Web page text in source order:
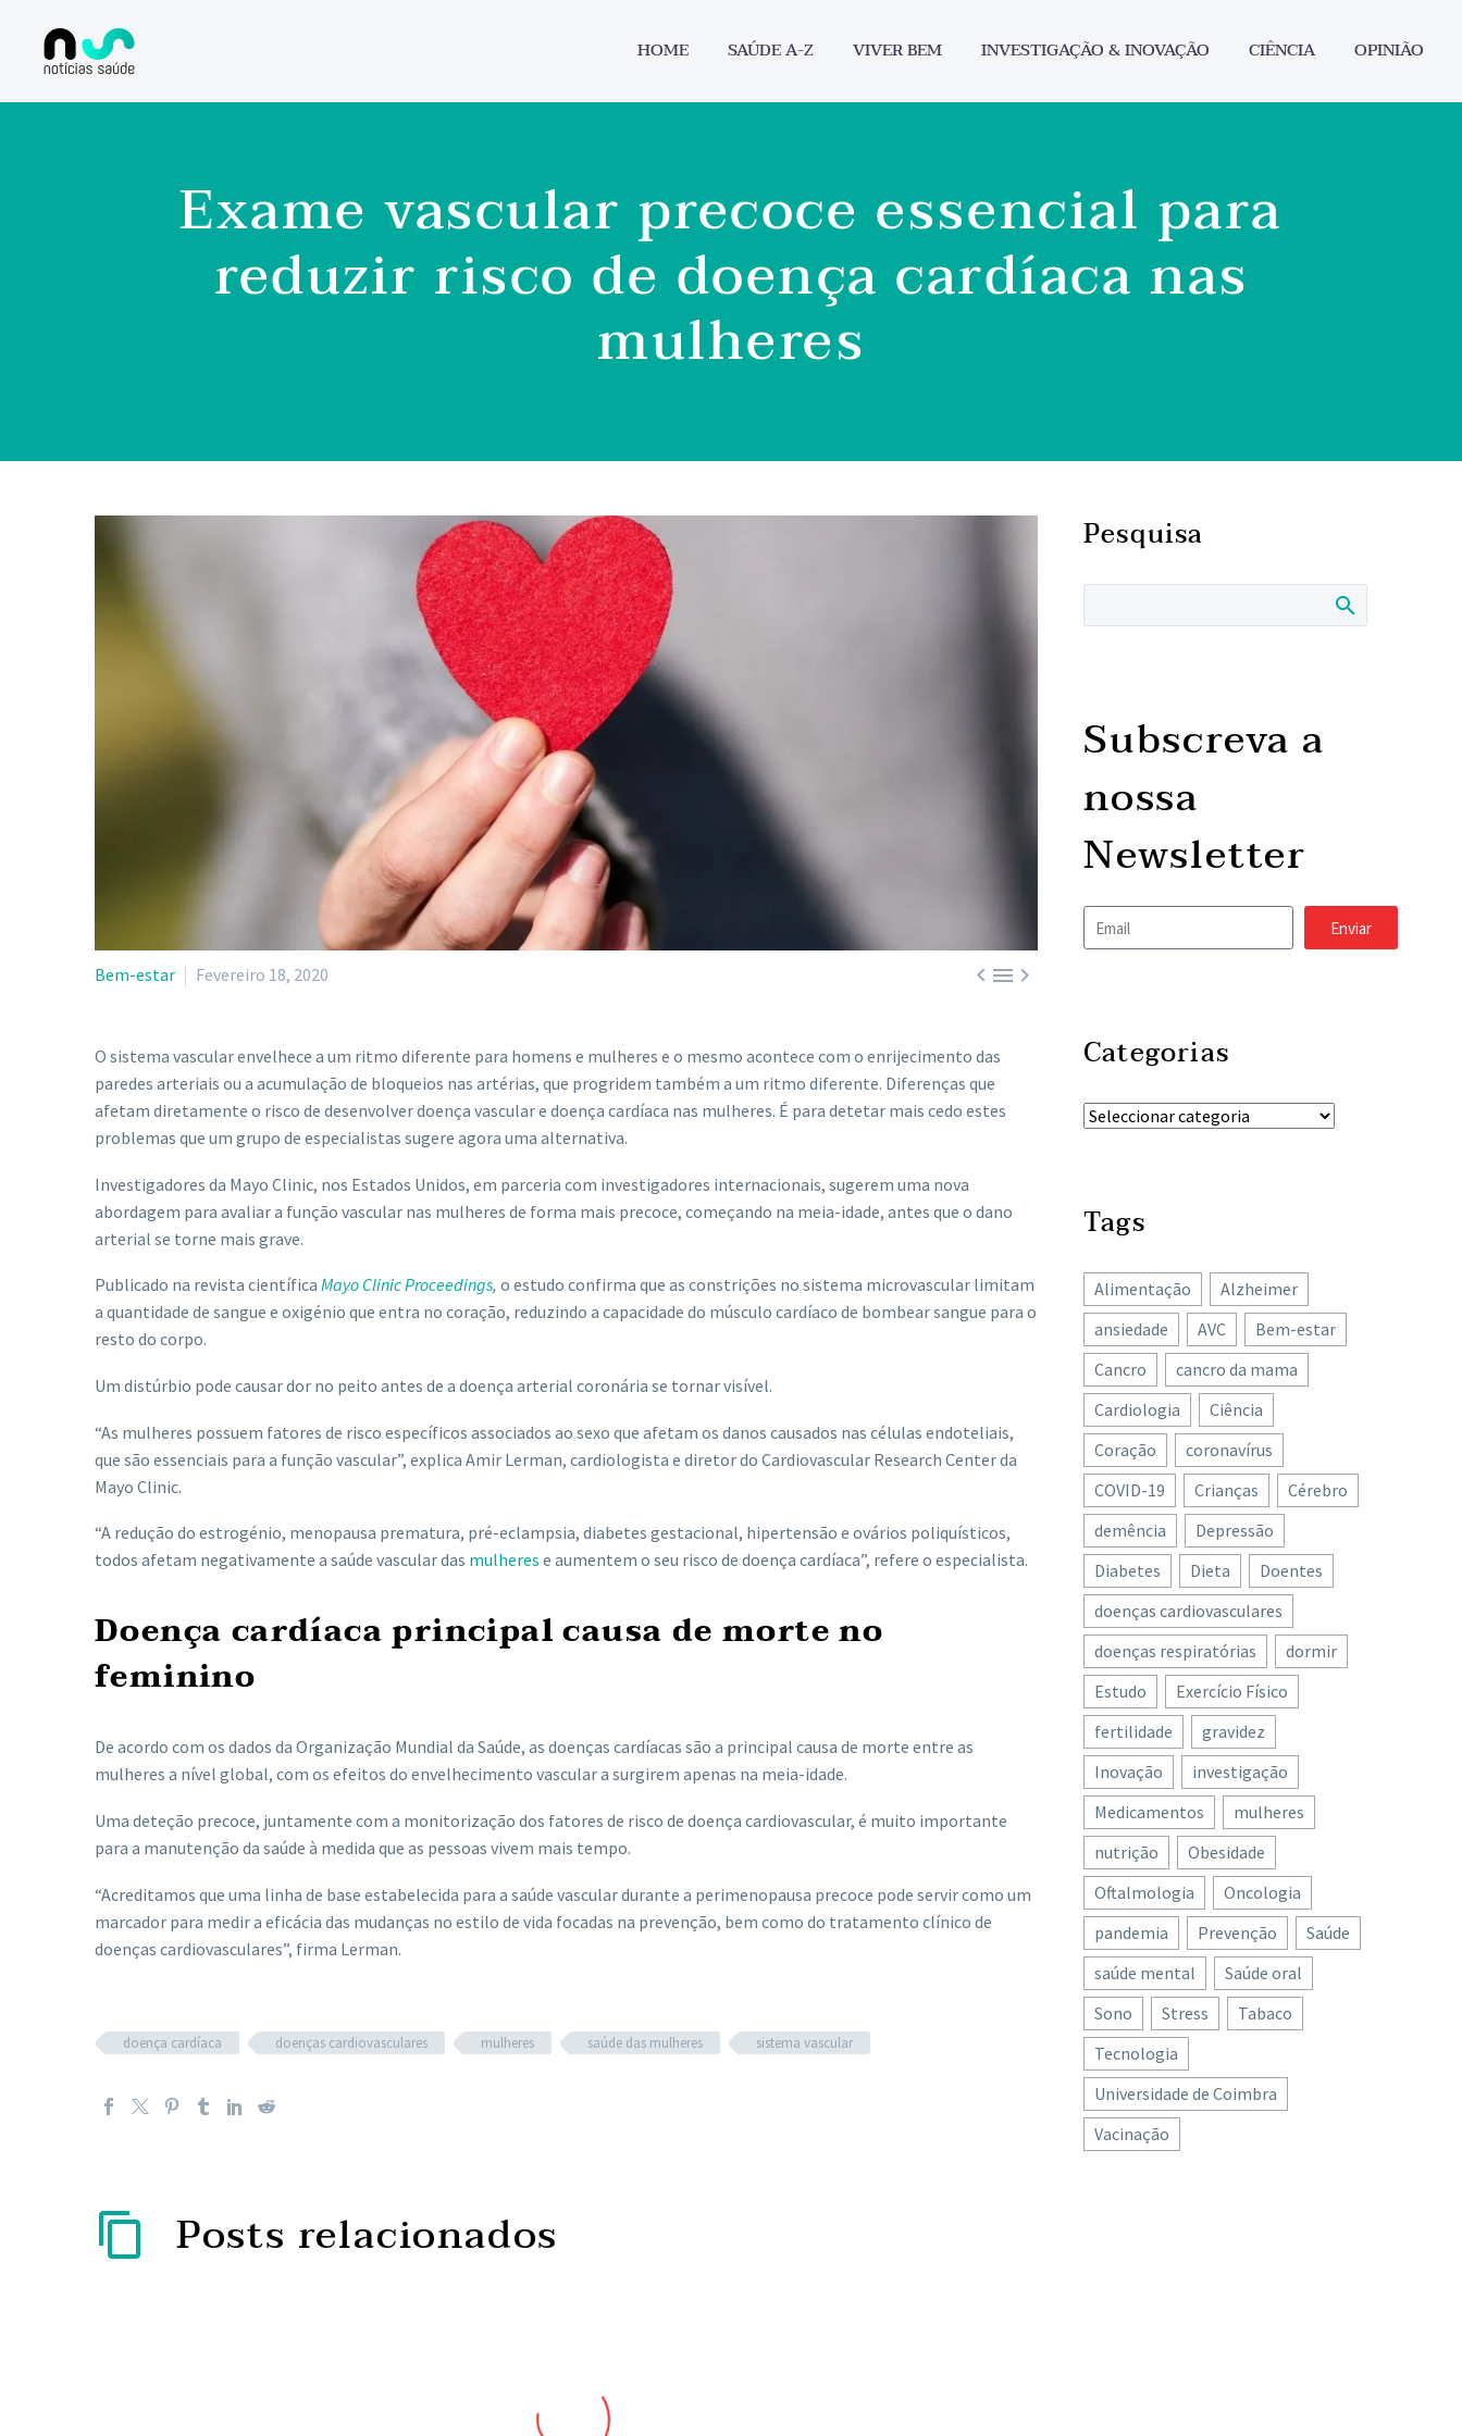
HOME SAÚDE A-Z VIVER BEM INVESTIGAÇÃO & INOVAÇÃO CIÊNCIA OPINIÃO
Exame vascular precoce essencial para
reduzir risco de doença cardíaca nas
mulheres

Bem-estar Fevereiro 18, 2020
O sistema vascular envelhece a um ritmo diferente para homens e mulheres e o mesmo acontece com o enrijecimento das
paredes arteriais ou a acumulação de bloqueios nas artérias, que progridem também a um ritmo diferente. Diferenças que
afetam diretamente o risco de desenvolver doença vascular e doença cardíaca nas mulheres. É para detetar mais cedo estes
problemas que um grupo de especialistas sugere agora uma alternativa.
Investigadores da Mayo Clinic, nos Estados Unidos, em parceria com investigadores internacionais, sugerem uma nova
abordagem para avaliar a função vascular nas mulheres de forma mais precoce, começando na meia-idade, antes que o dano
arterial se torne mais grave.
Publicado na revista científica Mayo Clinic Proceedings, o estudo confirma que as constrições no sistema microvascular limitam
a quantidade de sangue e oxigénio que entra no coração, reduzindo a capacidade do músculo cardíaco de bombear sangue para o
resto do corpo.
Um distúrbio pode causar dor no peito antes de a doença arterial coronária se tornar visível.
“As mulheres possuem fatores de risco específicos associados ao sexo que afetam os danos causados nas células endoteliais,
que são essenciais para a função vascular”, explica Amir Lerman, cardiologista e diretor do Cardiovascular Research Center da
Mayo Clinic.
“A redução do estrogénio, menopausa prematura, pré-eclampsia, diabetes gestacional, hipertensão e ovários poliquísticos,
todos afetam negativamente a saúde vascular das mulheres e aumentem o seu risco de doença cardíaca”, refere o especialista.
Doença cardíaca principal causa de morte no
feminino
De acordo com os dados da Organização Mundial da Saúde, as doenças cardíacas são a principal causa de morte entre as
mulheres a nível global, com os efeitos do envelhecimento vascular a surgirem apenas na meia-idade.
Uma deteção precoce, juntamente com a monitorização dos fatores de risco de doença cardiovascular, é muito importante
para a manutenção da saúde à medida que as pessoas vivem mais tempo.
“Acreditamos que uma linha de base estabelecida para a saúde vascular durante a perimenopausa precoce pode servir como um
marcador para medir a eficácia das mudanças no estilo de vida focadas na prevenção, bem como do tratamento clínico de
doenças cardiovasculares”, firma Lerman.
doença cardíaca doenças cardiovasculares mulheres saúde das mulheres sistema vascular
Posts relacionados
Pesquisa
Subscreva a
nossa
Newsletter
Enviar
Categorias
Tags
Alimentação
Alzheimer
ansiedade
AVC
Bem-estar
Cancro
cancro da mama
Cardiologia
Ciência
Coração
coronavírus
COVID-19
Crianças
Cérebro
demência
Depressão
Diabetes
Dieta
Doentes
doenças cardiovasculares
doenças respiratórias
dormir
Estudo
Exercício Físico
fertilidade
gravidez
Inovação
investigação
Medicamentos
mulheres
nutrição
Obesidade
Oftalmologia
Oncologia
pandemia
Prevenção
Saúde
saúde mental
Saúde oral
Sono
Stress
Tabaco
Tecnologia
Universidade de Coimbra
Vacinação